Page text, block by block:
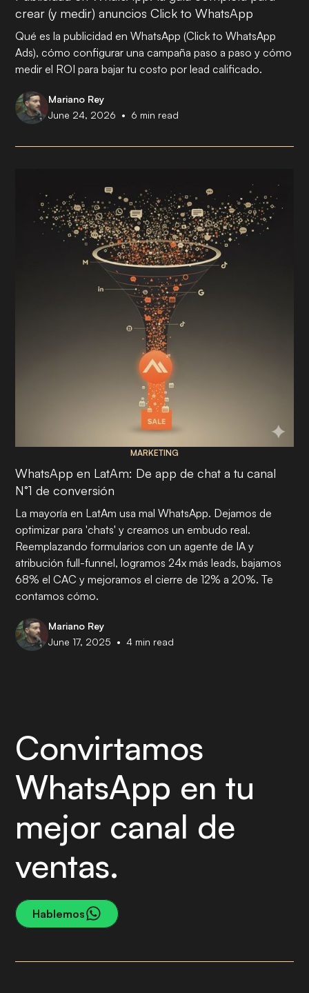
crear (y medir) anuncios Click to WhatsApp
Qué es la publicidad en WhatsApp (Click to WhatsApp
Ads), cómo configurar una campaña paso a paso y cómo
medir el ROI para bajar tu costo por lead calificado.
Mariano Rey
June 24, 2026 • 6 min read
MARKETING
WhatsApp en LatAm: De app de chat a tu canal
N°1 de conversión
La mayoría en LatAm usa mal WhatsApp. Dejamos de
optimizar para 'chats' y creamos un embudo real.
Reemplazando formularios con un agente de IA y
atribución full-funnel, logramos 24x más leads, bajamos
68% el CAC y mejoramos el cierre de 12% a 20%. Te
contamos cómo.
Mariano Rey
June 17, 2025 • 4 min read
Convirtamos
WhatsApp en tu
mejor canal de
ventas.
Hablemos